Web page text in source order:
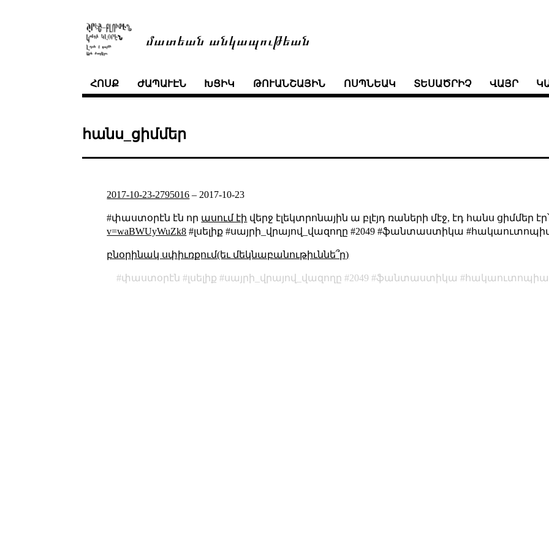
մատեան անկապութեան
ՀՈՍՔ ԺԱՊԱՒԷՆ ԽՑԻԿ ԹՈՒԱՆՇԱՅԻՆ ՈՍՊՆԵԱԿ ՏԵՍԱԾՐԻՉ ՎԱՅՐ
հանս_ցիմմեր
2017-10-23-2795016 – 2017-10-23
#փաստօրէն էն որ ասում էի վերջ էլեկտրոնային ա բլէյդ ռաների մէջ, էդ հանս ցիմմեր
v=waBWUyWuZk8 #լսելիք #սայրի_վրայով_վազողը #2049 #ֆանտաստիկա
բնօրինակ սփիւռքում(եւ մեկնաբանութիւննե՞ր)
փաստօրէն լսելիք սայրի_վրայով_վազողը 2049 ֆանտաստիկա հակաուտոպիա